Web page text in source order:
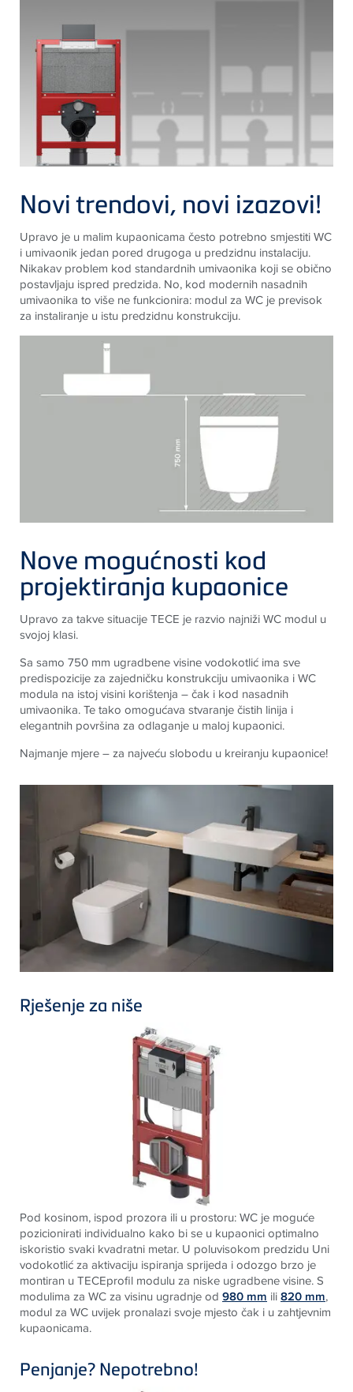
Novi trendovi, novi izazovi!
Upravo je u malim kupaonicama često potrebno smjestiti WC
i umivaonik jedan pored drugoga u predzidnu instalaciju.
Nikakav problem kod standardnih umivaonika koji se obično
postavljaju ispred predzida. No, kod modernih nasadnih
umivaonika to više ne funkcionira: modul za WC je previsok
za instaliranje u istu predzidnu konstrukciju.
Nove mogućnosti kod
projektiranja kupaonice
Upravo za takve situacijeTECE je razvio najniži WC modul u
svojoj klasi.
Sa samo 750 mm ugradbene visine vodokotlić ima sve
predispozicije za zajedničku konstrukciju umivaonika i WC
modula na istoj visini korištenja – čak i kod nasadnih
umivaonika. Te tako omogućava stvaranje čistih linija i
elegantnih površina za odlaganje u maloj kupaonici.
Najmanje mjere – za najveću slobodu u kreiranju kupaonice!
Rješenje za niše
Pod kosinom, ispod prozora ili u prostoru: WC je moguće
pozicionirati individualno kako bi se u kupaonici optimalno
iskoristio svaki kvadratni metar. U poluvisokom predzidu Uni
vodokotlić za aktivaciju ispiranja sprijeda i odozgo brzo je
montiran uTECEprofil modulu za niske ugradbene visine. S
modulima za WC za visinu ugradnje od 980 mm ili820 mm,
modul za WC uvijek pronalazi svoje mjesto čak i u zahtjevnim
kupaonicama.
Penjanje? Nepotrebno!